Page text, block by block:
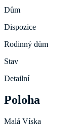
Dům
Dispozice
Rodinný dům
Stav
Detailní
Poloha
Malá Víska